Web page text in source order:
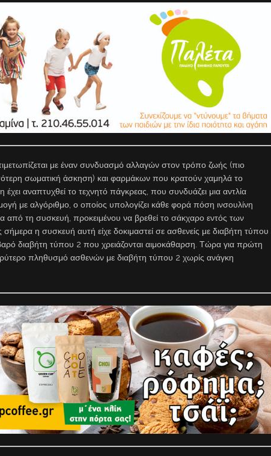
με έναν συνδυασμό αλλαγών στον τρόπο ζωής (πιο
σωματική άσκηση) και φαρμάκων που κρατούν χαμηλά το
αναπτυχθεί το τεχνητό πάγκρεας, που συνδυάζει μια αντλία
με αλγόριθμο, ο οποίος υπολογίζει κάθε φορά πόση ινσουλίνη
από τη συσκευή, προκειμένου να βρεθεί το σάκχαρο εντός των
η συσκευή αυτή είχε δοκιμαστεί σε ασθενείς με διαβήτη τύπου
διαβήτη τύπου 2 που χρειάζονται αιμοκάθαρση. Τώρα για πρώτη
πληθυσμό ασθενών με διαβήτη τύπου 2 χωρίς ανάγκη